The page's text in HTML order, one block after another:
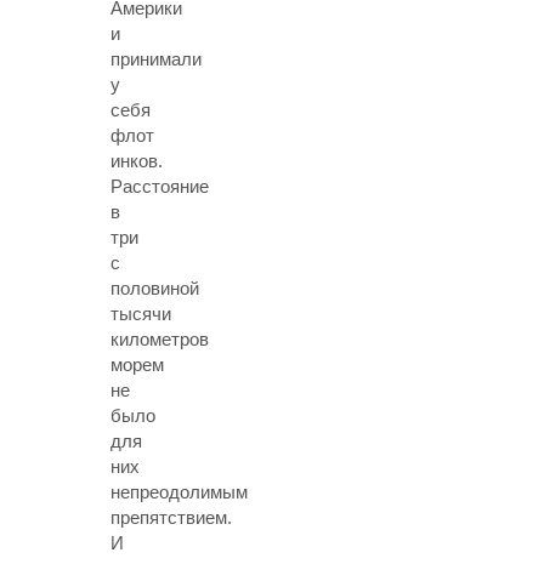
Америки
и
принимали
у
себя
флот
инков.
Расстояние
в
три
с
половиной
тысячи
километров
морем
не
было
для
них
непреодолимым
препятствием.
И